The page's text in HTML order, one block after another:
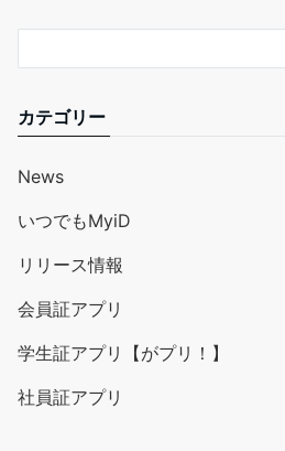
カテゴリー
News
いつでもMyiD
リリース情報
会員証アプリ
学生証アプリ【がプリ！】
社員証アプリ